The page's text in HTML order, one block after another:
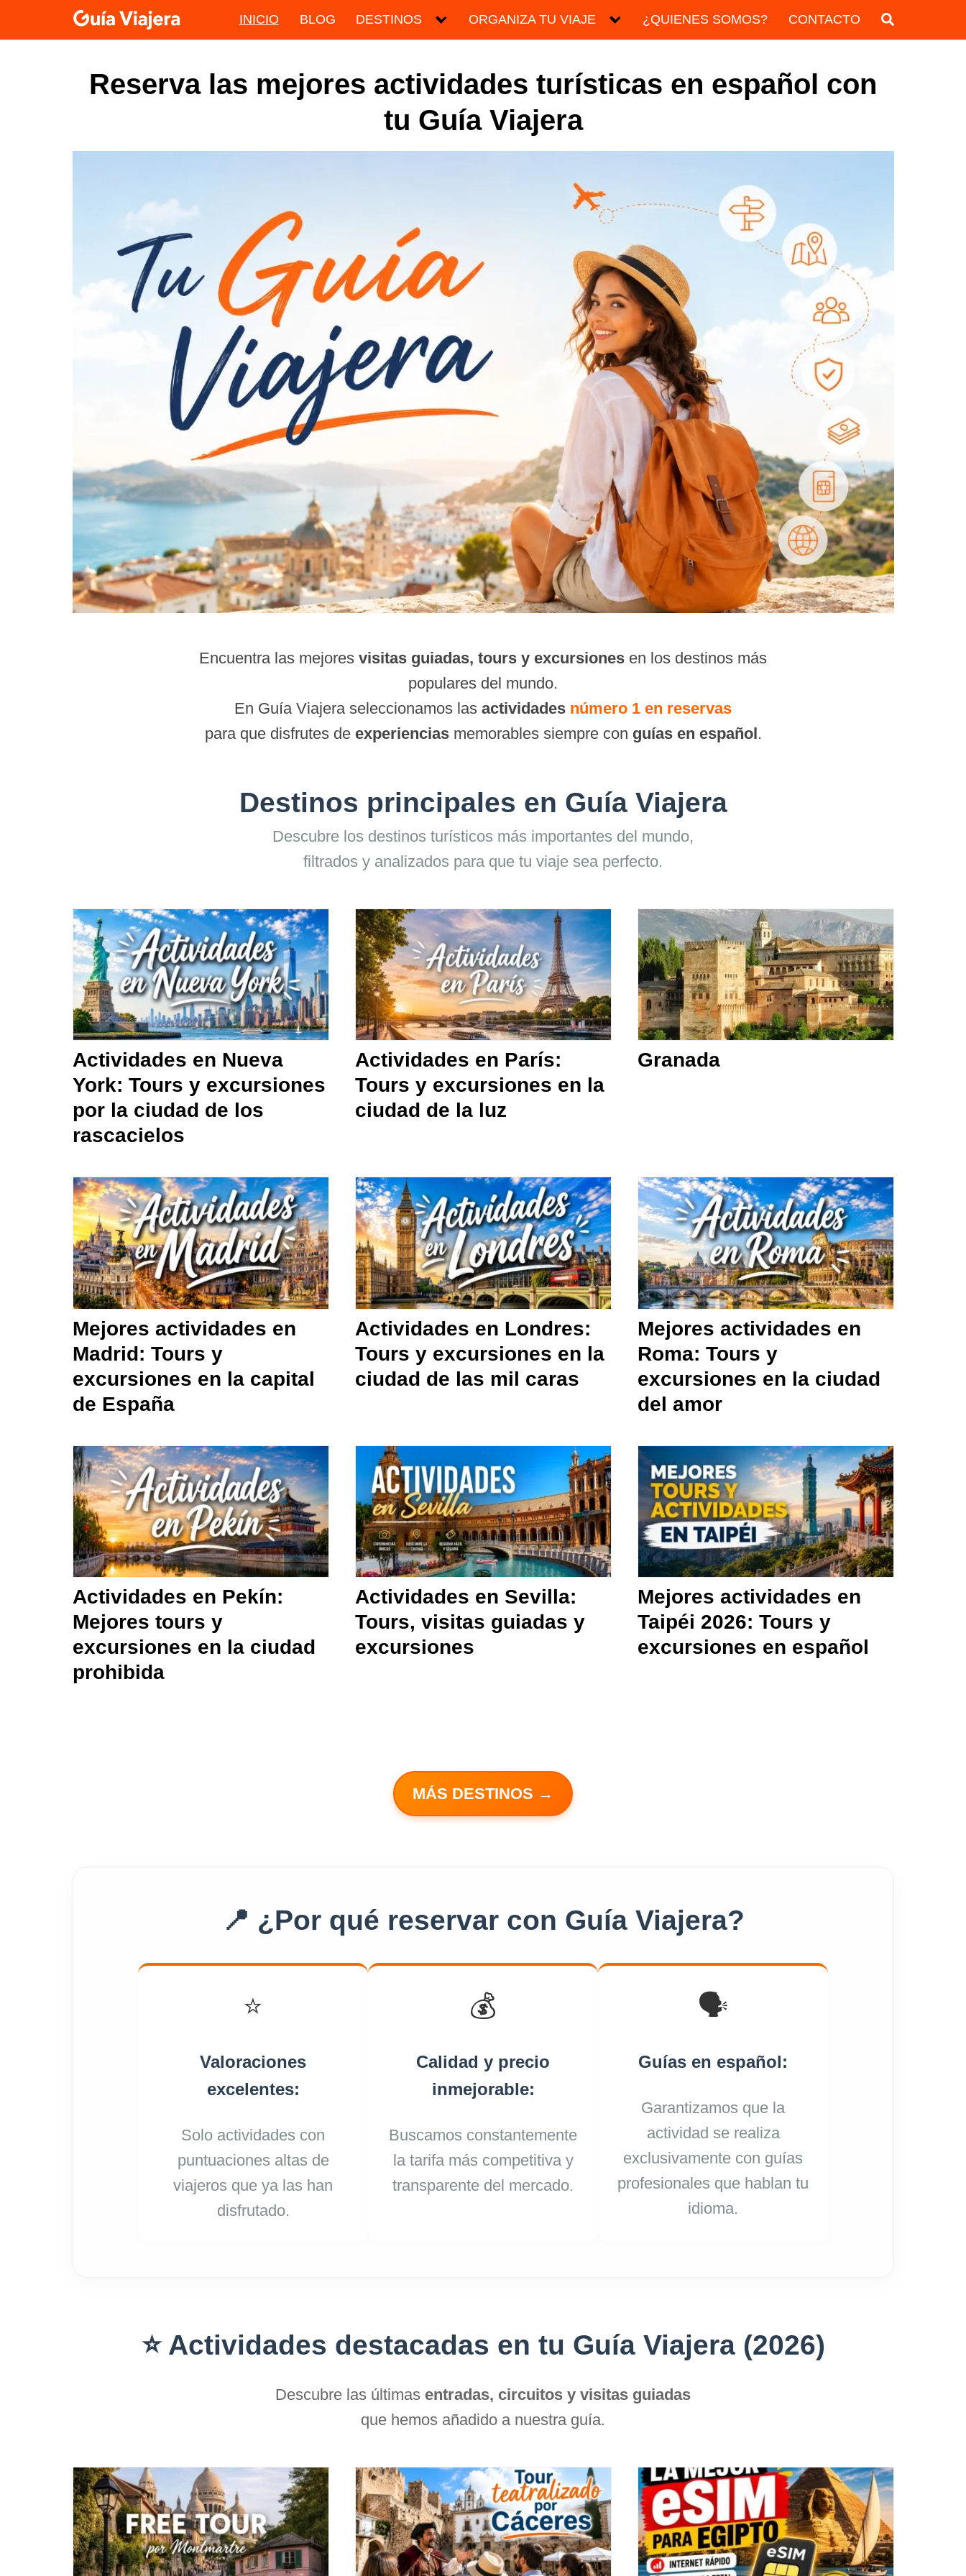
to
INICIO BLOG DESTINOS ORGANIZA TU VIAJE ¿QUIENES SOMOS? CONTACTO
Reserva las mejores actividades turísticas en español con
tu Guía Viajera
Encuentra las mejores visitas guiadas, tours y excursiones en los destinos más
populares del mundo.
En Guía Viajera seleccionamos las actividades número 1 en reservas
para que disfrutes de experienciasmemorables siempre con guías en español.
Destinos principales en Guía Viajera
Descubre los destinos turísticos más importantes del mundo,
filtrados y analizados para que tu viaje sea perfecto.
Actividades en Nueva
York: Tours y excursiones
por la ciudad de los
rascacielos
Actividades en París:
Tours y excursiones en la
ciudad de la luz
Granada
Mejores actividades en
Madrid: Tours y
excursiones en la capital
de España
Actividades en Londres:
Tours y excursiones en la
ciudad de las mil caras
Mejores actividades en
Roma: Tours y
excursiones en la ciudad
del amor
Actividades en Pekín:
Mejores tours y
excursiones en la ciudad
prohibida
Actividades en Sevilla:
Tours, visitas guiadas y
excursiones
Mejores actividades en
Taipéi 2026: Tours y
excursiones en español
MÁS DESTINOS →
📍 ¿Por qué reservar con Guía Viajera?
⭐
Valoraciones
excelentes:
Solo actividades con
puntuaciones altas de
viajeros que ya las han
disfrutado.
💰
Calidad y precio
inmejorable:
Buscamos constantemente
la tarifa más competitiva y
transparente del mercado.
🗣️
Guías en español:
Garantizamos que la
actividad se realiza
exclusivamente con guías
profesionales que hablan tu
idioma.
⭐Actividades destacadas en tu Guía Viajera (2026)
Descubre las últimas entradas, circuitos y visitas guiadas
que hemos añadido a nuestra guía.